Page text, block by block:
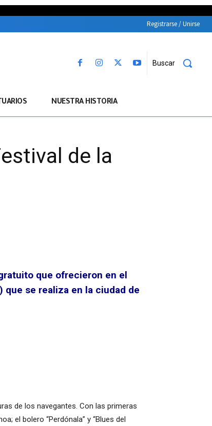
Registrarse / Unirse
Buscar
NUESTRA HISTORIA
de la
que ofrecieron en el
que se realiza en la ciudad de
de los navegantes. Con las primeras
el bolero “Perdónala” y “Blues del